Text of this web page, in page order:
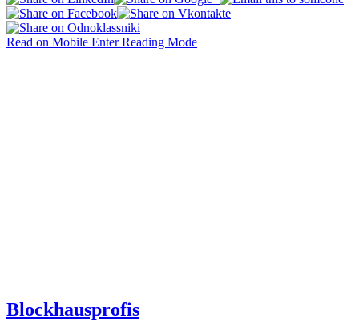
Read on Mobile Enter Reading Mode
Blockhausprofis